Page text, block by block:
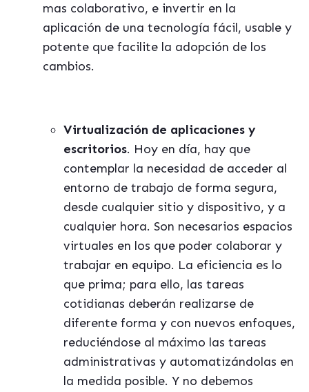
mas colaborativo, e invertir en la
aplicación de una tecnología fácil, usable y
potente que facilite la adopción de los
cambios.
Virtualización de aplicaciones y
escritorios. Hoy en día, hay que
contemplar la necesidad de acceder al
entorno de trabajo de forma segura,
desde cualquier sitio y dispositivo, y a
cualquier hora. Son necesarios espacios
virtuales en los que poder colaborar y
trabajar en equipo. La eficiencia es lo
que prima; para ello, las tareas
cotidianas deberán realizarse de
diferente forma y con nuevos enfoques,
reduciéndose al máximo las tareas
administrativas y automatizándolas en
la medida posible. Y no debemos